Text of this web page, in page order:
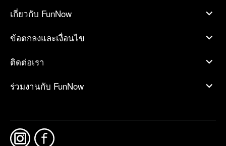
เกี่ยวกับ FunNow
ข้อตกลงและเงื่อนไข
ติดต่อเรา
ร่วมงานกับ FunNow